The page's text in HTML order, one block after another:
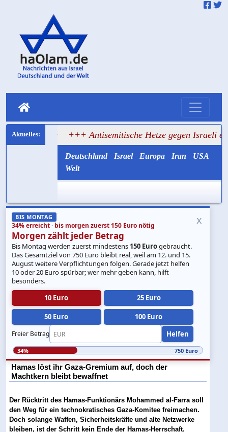
+++ Antisemitische Hetze gegen Israeli endet in
Deutschland Israel Europa Iran
USA
Welt
BIS MONTAG
34% erreicht · bis morgen zuerst 150 Euro nötig
Morgen zählt jeder Betrag
Bis Montag werden zuerst mindestens 150 Eurogebraucht.
Das Gesamtziel von 750 Euro bleibt real, weil am 12. und 15.
August weitere Verpflichtungen folgen. Gerade jetzt helfen
10 oder 20 Euro spürbar; wer mehr geben kann, hilft
besonders.
10 Euro
25 Euro
50 Euro 100 Euro
Freier Betrag Helfen
x
34% 750 Euro
Hamas löst ihr Gaza-Gremium auf, doch der
Machtkern bleibt bewaffnet
Der Rücktritt des Hamas-Funktionärs Mohammed al-Farra soll
den Weg für ein technokratisches Gaza-Komitee freimachen.
Doch solange Waffen, Sicherheitskräfte und alte Netzwerke
bleiben, ist der Schritt kein Ende der Hamas-Herrschaft.